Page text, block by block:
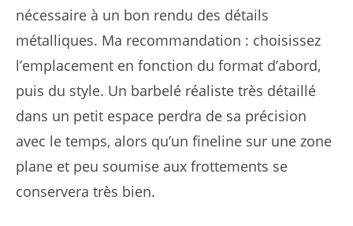
nécessaire à un bon rendu des détails
métalliques. Ma recommandation : choisissez
l’emplacement en fonction du format d’abord,
puis du style. Un barbelé réaliste très détaillé
dans un petit espace perdra de sa précision
avec le temps, alors qu’un fineline sur une zone
plane et peu soumise aux frottements se
conservera très bien.